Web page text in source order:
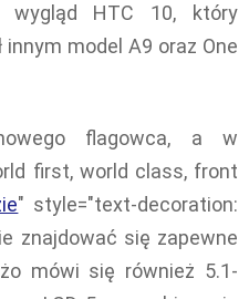
wygląd HTC 10, który
model A9 oraz One
flagowca, a w
first, world class, front
" style="text-decoration:
znajdować się zapewne
mówi się również 5.1-